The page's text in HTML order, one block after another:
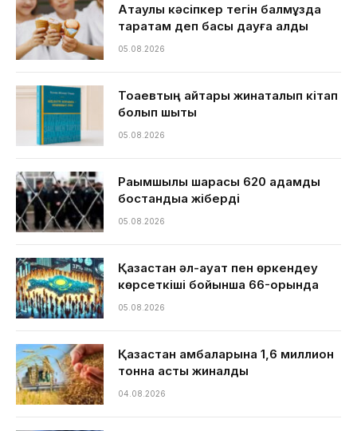
Ақтаулық кәсіпкер тегін балмұздақ
таратам деп басы дауға қалды
05.08.2026
Тоқаевтың айтқары жинақталып кітап
болып шықты
05.08.2026
Рақымшылық шарасы 620 адамды
бостандыққа жіберді
05.08.2026
Қазақстан әл-ауқат пен өркендеу
көрсеткіші бойынша 66-орында
05.08.2026
Қазақстан қамбаларына 1,6 миллион
тонна астық жиналды
04.08.2026